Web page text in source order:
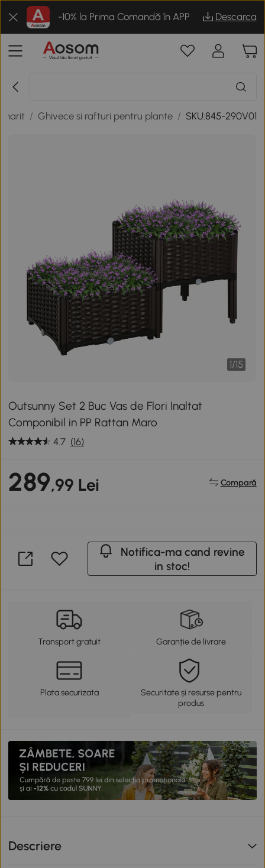
-10% la Prima Comandă în APP Descarca
/ Ghivece si rafturi pentru plante / SKU:845-290V01
1/15
Outsunny Set 2 Buc Vas de Flori Inaltat
Componibil in PP Rattan Maro
4.7 (16)
289,99 Lei Compară
Notifica-ma cand revine
in stoc!
Transport gratuit Garanție de livrare
Plata securizata
Securitate și resurse pentru
produs
Descriere